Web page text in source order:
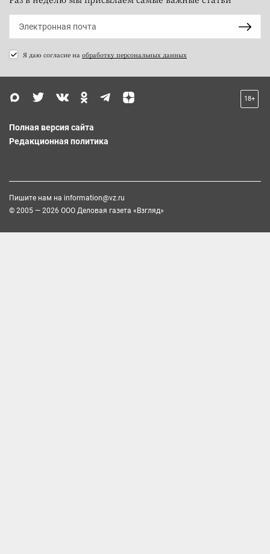
Я даю согласие на обработку персональных данных
18+
Полная версия сайта
Редакционная политика
Пишите нам на information@vz.ru
© 2005 — 2026 ООО Деловая газета «Взгляд»